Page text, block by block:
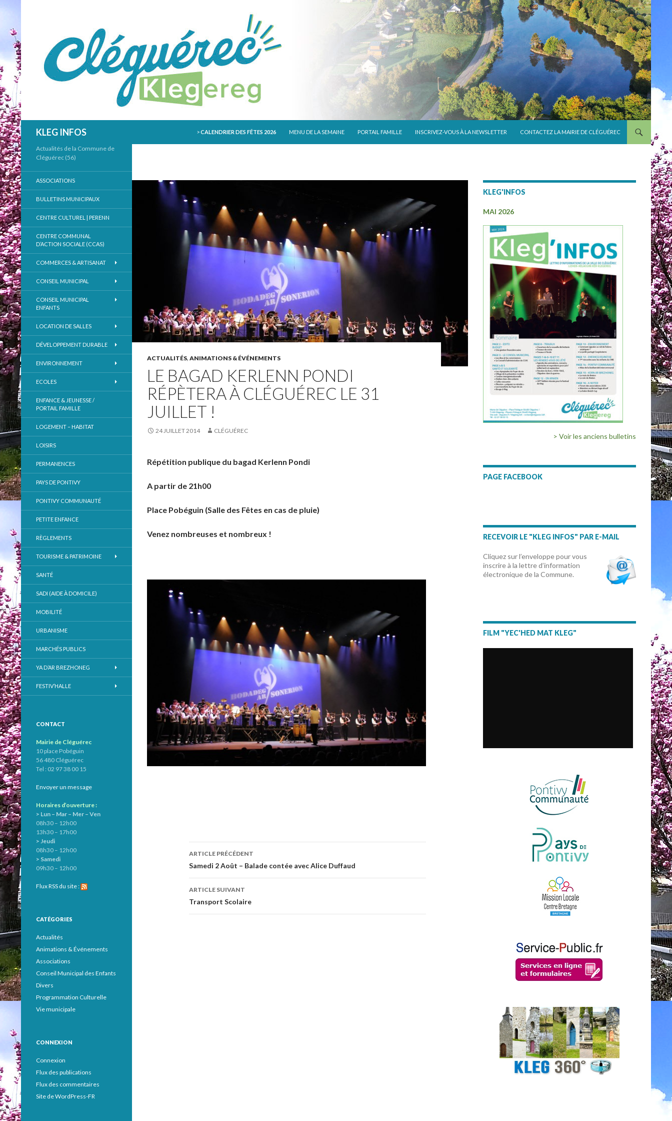
KLEG INFOS
>CALENDRIER DES FÊTES 2026 MENU DE LA SEMAINE PORTAIL FAMILLE INSCRIVEZ-VOUS À LA NEWSLETTER CONTACTEZ LA MAIRIE DE CLÉGUÉREC
ACTUALITÉS, ANIMATIONS & ÉVÉNEMENTS
LE BAGAD KERLENN PONDI
RÉPÈTERA À CLÉGUÉREC LE 31
JUILLET !
24 JUILLET 2014 CLÉGUÉREC
Répétition publique du bagad Kerlenn Pondi
A partir de 21h00
Place Pobéguin (Salle des Fêtes en cas de pluie)
Venez nombreuses et nombreux !
Navigation
des
articles
ARTICLE PRÉCÉDENT
Samedi 2 Août – Balade contée avec Alice Duffaud
ARTICLE SUIVANT
Transport Scolaire
KLEG'INFOS
MAI 2026
> Voir les anciens bulletins
PAGE FACEBOOK
RECEVOIR LE "KLEG INFOS" PAR E-MAIL
Cliquez sur l’enveloppe pour vous
inscrire à la lettre d’information
électronique de la Commune.
FILM "YEC'HED MAT KLEG"
Actualités de la Commune de
Cléguérec (56)
ASSOCIATIONS
BULLETINS MUNICIPAUX
CENTRE CULTUREL | PERENN
CENTRE COMMUNAL
D’ACTION SOCIALE (CCAS)
COMMERCES & ARTISANAT
CONSEIL MUNICIPAL
CONSEIL MUNICIPAL
ENFANTS
LOCATION DE SALLES
DÉVELOPPEMENT DURABLE
ENVIRONNEMENT
ECOLES
ENFANCE & JEUNESSE /
PORTAIL FAMILLE
LOGEMENT – HABITAT
LOISIRS
PERMANENCES
PAYS DE PONTIVY
PONTIVY COMMUNAUTÉ
PETITE ENFANCE
RÈGLEMENTS
TOURISME & PATRIMOINE
SANTÉ
SADI (AIDE À DOMICILE)
MOBILITÉ
URBANISME
MARCHÉS PUBLICS
YA D’AR BREZHONEG
FESTIV’HALLE
CONTACT
Mairie de Cléguérec
10 place Pobéguin
56 480 Cléguérec
Tel : 02 97 38 00 15
Envoyer un message
Horaires d’ouverture :
> Lun – Mar – Mer – Ven
08h30 – 12h00
13h30 – 17h00
> Jeudi
08h30 – 12h00
> Samedi
09h30 – 12h00
Flux RSS du site :
CATÉGORIES
Actualités
Animations & Événements
Associations
Conseil Municipal des Enfants
Divers
Programmation Culturelle
Vie municipale
CONNEXION
Connexion
Flux des publications
Flux des commentaires
Site de WordPress-FR